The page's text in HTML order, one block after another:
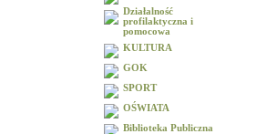
Działalność
profilaktyczna i
pomocowa
KULTURA
GOK
SPORT
OŚWIATA
Biblioteka Publiczna